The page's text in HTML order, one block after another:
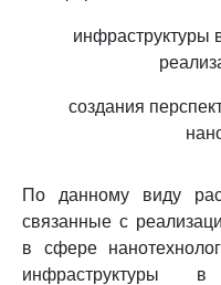
инфраструктуры
создания
По данному виду
связанные с
в сфере
инфраструктуры